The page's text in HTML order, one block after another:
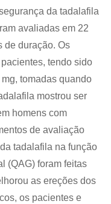
da tadalafila
avaliadas em 22
de duração. Os
tendo sido
tomadas quando
mostrou ser
homens com
de avaliação
tadalafila na função
(QAG) foram feitas
as ereções dos
os pacientes e